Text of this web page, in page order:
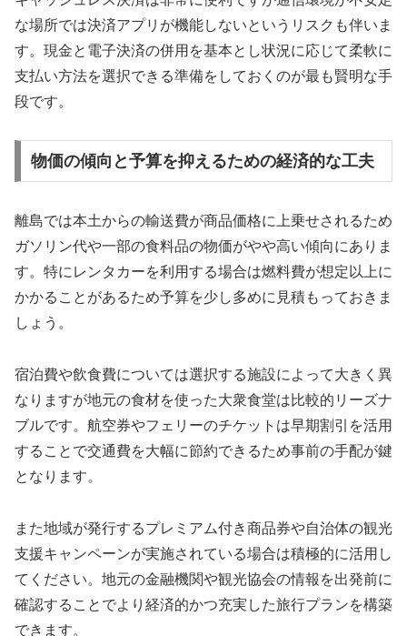
な場所では決済アプリが機能しないというリスクも伴いま
す。現金と電子決済の併用を基本とし状況に応じて柔軟に
支払い方法を選択できる準備をしておくのが最も賢明な手
段です。
物価の傾向と予算を抑えるための経済的な工夫
離島では本土からの輸送費が商品価格に上乗せされるため
ガソリン代や一部の食料品の物価がやや高い傾向にありま
す。特にレンタカーを利用する場合は燃料費が想定以上に
かかることがあるため予算を少し多めに見積もっておきま
しょう。
宿泊費や飲食費については選択する施設によって大きく異
なりますが地元の食材を使った大衆食堂は比較的リーズナ
ブルです。航空券やフェリーのチケットは早期割引を活用
することで交通費を大幅に節約できるため事前の手配が鍵
となります。
また地域が発行するプレミアム付き商品券や自治体の観光
支援キャンペーンが実施されている場合は積極的に活用し
てください。地元の金融機関や観光協会の情報を出発前に
確認することでより経済的かつ充実した旅行プランを構築
できます。